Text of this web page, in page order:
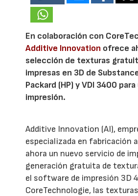
En colaboración con
Additive Innovation ofrece
selección de texturas
impresas en 3D de
Packard (HP) y VDI 3400
impresión.
Additive Innovation (AI),
especializada en fabricación
ahora un nuevo servicio de
generación gratuita de
el software de impresión 3D
CoreTechnologie, las